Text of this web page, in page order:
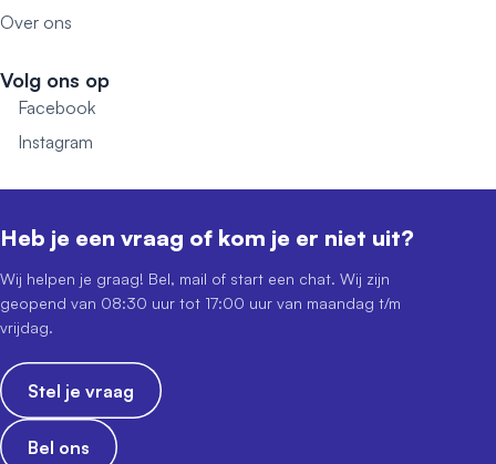
Over ons
Volg ons op
Facebook
Instagram
Heb je een vraag of kom je er niet uit?
Wij helpen je graag! Bel, mail of start een chat. Wij zijn
geopend van 08:30 uur tot 17:00 uur van maandag t/m
vrijdag.
Stel je vraag
Bel ons